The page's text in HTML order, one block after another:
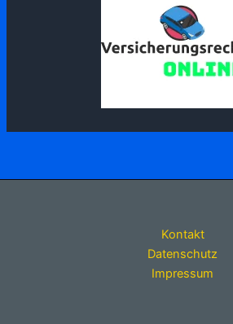
Kontakt
Datenschutz
Impressum